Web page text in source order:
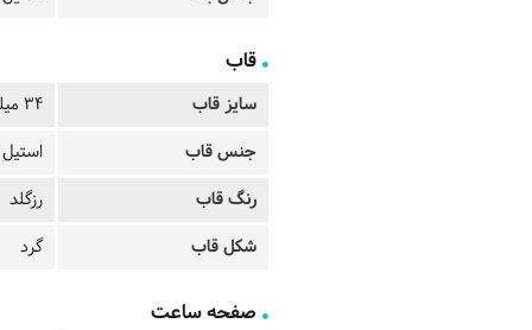
قاب
سایز قاب
34 میلیمتر
جنس قاب
استیل
رنگ قاب
رزگلد
شکل قاب
گرد
صفحه ساعت